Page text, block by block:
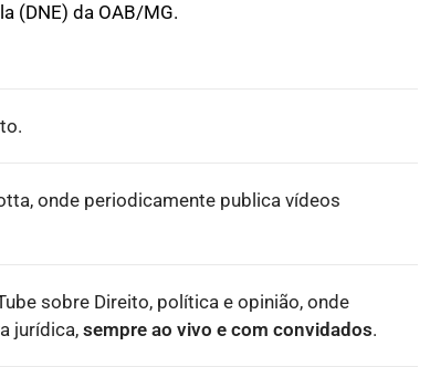
(DNE) da OAB/MG.
onde periodicamente publica vídeos
sobre Direito, política e opinião, onde
jurídica, sempre ao vivo e com convidados.